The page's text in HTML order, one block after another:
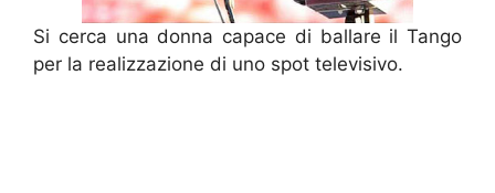
Si cerca una donna capace di ballare il Tango
per la realizzazione di uno spot televisivo.